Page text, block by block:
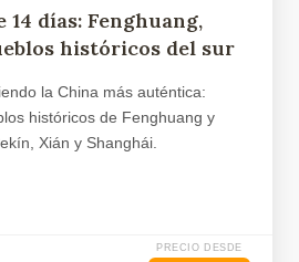
14 días: Fenghuang,
históricos del sur
la China más auténtica:
históricos de Fenghuang y
Xián y Shanghái.
PRECIO DESDE